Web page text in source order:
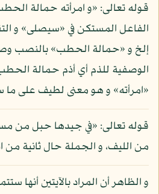
قوله تعالى: «و امرأته حمالة
الفاعل المستكن في «سيصلى» و
إلخ و «حمالة الحطب» بالنصب
الوصفية للذم أي أذم حمالة
«امرأته» و هو معنى لطيف على ما
قوله تعالى: «في جيدها حبل من
من الليف، و الجملة حال ثانية من
و الظاهر أن المراد بالآيتين أنها